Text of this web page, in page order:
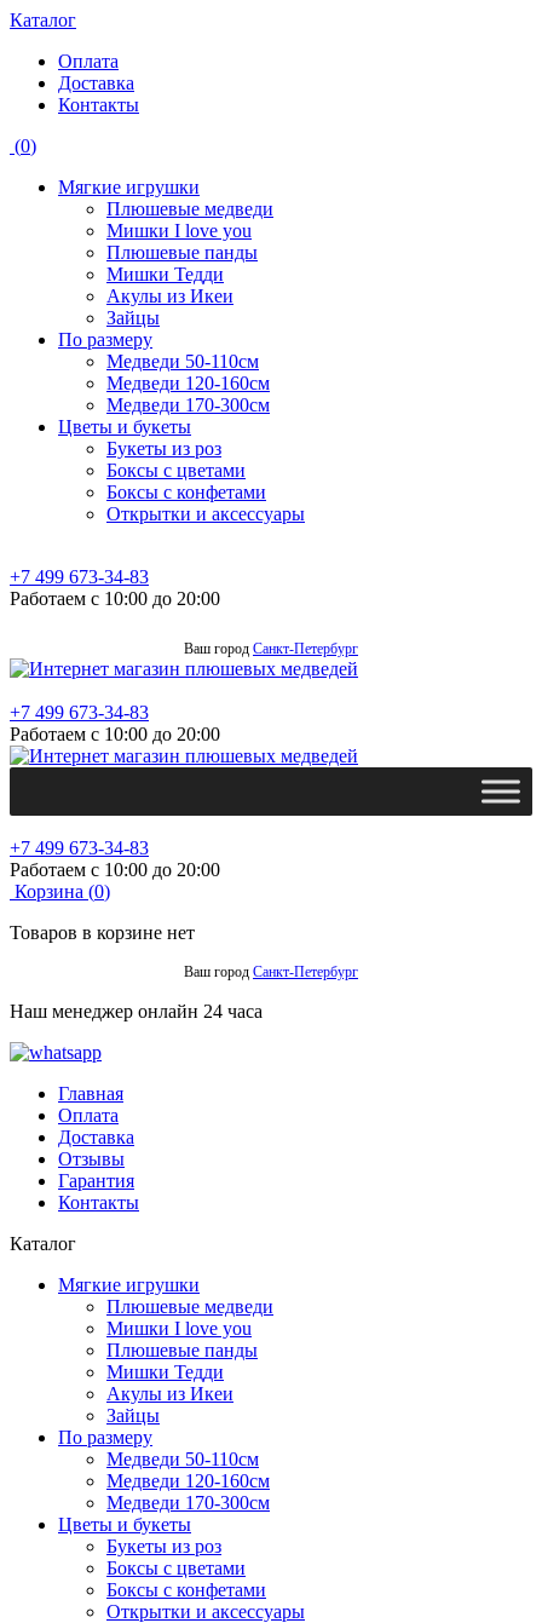
Каталог
Оплата
Доставка
Контакты
(0)
Мягкие игрушки
Плюшевые медведи
Мишки I love you
Плюшевые панды
Мишки Тедди
Акулы из Икеи
Зайцы
По размеру
Медведи 50-110см
Медведи 120-160см
Медведи 170-300см
Цветы и букеты
Букеты из роз
Боксы с цветами
Боксы с конфетами
Открытки и аксессуары
+7 499 673-34-83
Работаем с 10:00 до 20:00
Ваш город Санкт-Петербург
+7 499 673-34-83
Работаем с 10:00 до 20:00
+7 499 673-34-83
Работаем с 10:00 до 20:00
Корзина (0)
Товаров в корзине нет
Ваш город Санкт-Петербург
Наш менеджер онлайн 24 часа
Главная
Оплата
Доставка
Отзывы
Гарантия
Контакты
Каталог
Мягкие игрушки
Плюшевые медведи
Мишки I love you
Плюшевые панды
Мишки Тедди
Акулы из Икеи
Зайцы
По размеру
Медведи 50-110см
Медведи 120-160см
Медведи 170-300см
Цветы и букеты
Букеты из роз
Боксы с цветами
Боксы с конфетами
Открытки и аксессуары